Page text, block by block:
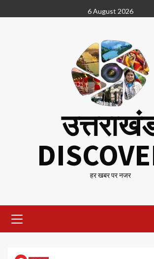
to
6 August 2026
हर खबर पर नजर
Menu